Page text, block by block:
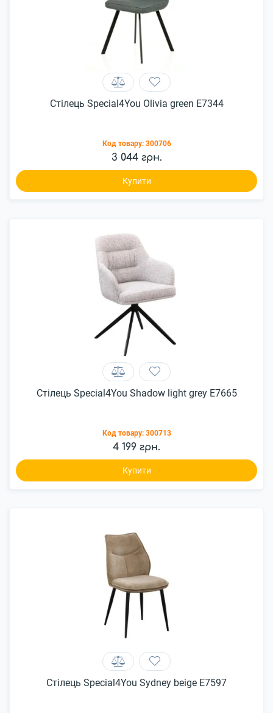
Стілець Special4You Olivia green E7344
Код товару: 300706
3 044 грн.
Купити
Стілець Special4You Shadow light grey E7665
Код товару: 300713
4 199 грн.
Купити
Стілець Special4You Sydney beige E7597